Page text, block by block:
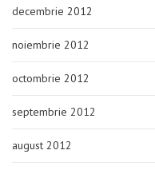
decembrie 2012
noiembrie 2012
octombrie 2012
septembrie 2012
august 2012